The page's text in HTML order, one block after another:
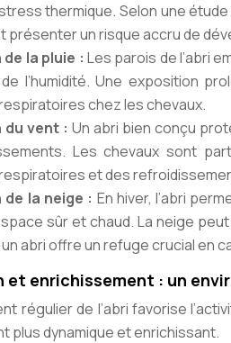
thermique. Selon une
présenter un risque accru de
la pluie : Les parois de l’abri
l’humidité. Une exposition
chez les chevaux.
vent : Un abri bien conçu
Les chevaux sont
et des
la neige : En hiver, l’abri
sûr et chaud. La neige
abri offre un refuge crucial en
enrichissement : un
régulier de l’abri favorise
plus dynamique et enrichissant.